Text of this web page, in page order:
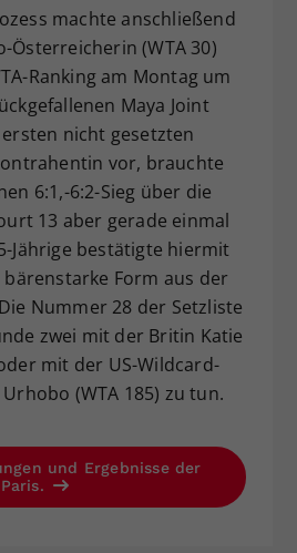
machte anschließend
Österreicherin (WTA 30)
Ranking am Montag um
Maya Joint
ersten nicht gesetzten
vor, brauchte
6:1,-6:2-Sieg über die
13 aber gerade einmal
Jährige bestätigte hiermit
Form aus der
Nummer 28 der Setzliste
zwei mit der Britin Katie
mit der US-Wildcard-
(WTA 185) zu tun.
und Ergebnisse der